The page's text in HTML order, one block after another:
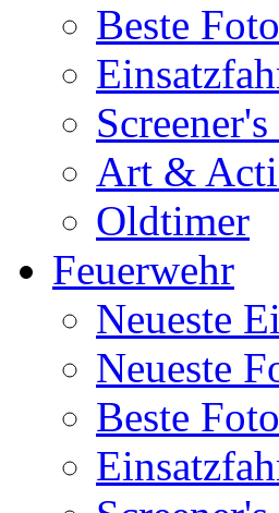
Beste
Art &
Oldtimer
Feuerwehr
Neueste
Neueste
Beste